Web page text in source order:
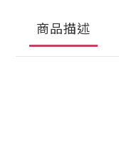
商品描述